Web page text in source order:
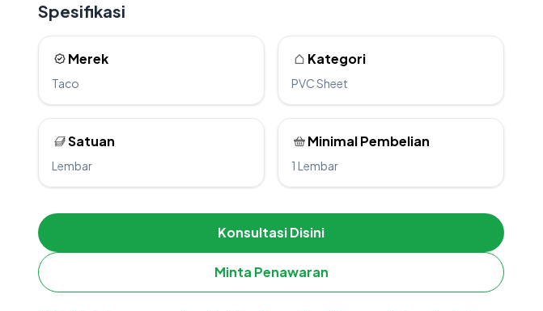
Spesifikasi
Merek
Taco
Kategori
PVC Sheet
Satuan
Lembar
Minimal Pembelian
1 Lembar
Konsultasi Disini
Minta Penawaran